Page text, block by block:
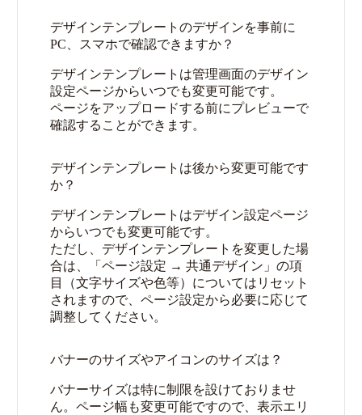
デザインテンプレートのデザインを事前に
PC、スマホで確認できますか？
デザインテンプレートは管理画面のデザイン
設定ページからいつでも変更可能です。
ページをアップロードする前にプレビューで
確認することができます。
デザインテンプレートは後から変更可能です
か？
デザインテンプレートはデザイン設定ページ
からいつでも変更可能です。
ただし、デザインテンプレートを変更した場
合は、「ページ設定 → 共通デザイン」の項
目（文字サイズや色等）についてはリセット
されますので、ページ設定から必要に応じて
調整してください。
バナーのサイズやアイコンのサイズは？
バナーサイズは特に制限を設けておりませ
ん。ページ幅も変更可能ですので、表示エリ